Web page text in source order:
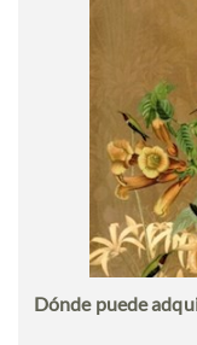
Dónde puede